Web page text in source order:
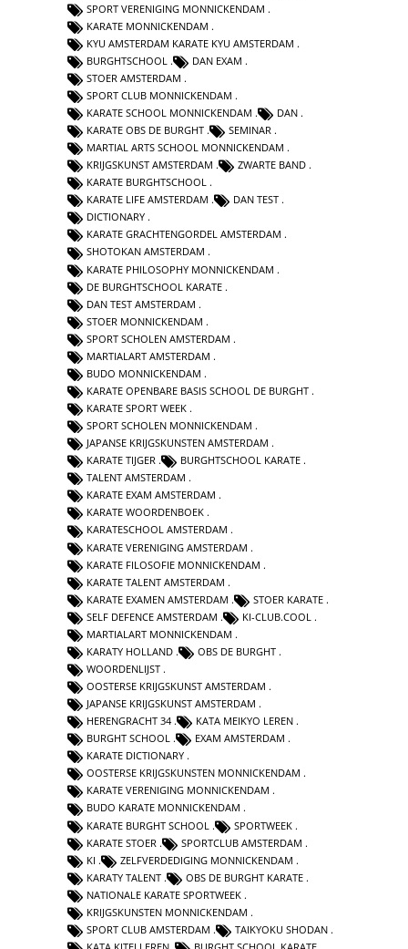
SPORT VERENIGING MONNICKENDAM
KARATE MONNICKENDAM
KYU AMSTERDAM KARATE KYU AMSTERDAM
BURGHTSCHOOL
DAN EXAM
STOER AMSTERDAM
SPORT CLUB MONNICKENDAM
KARATE SCHOOL MONNICKENDAM
DAN
KARATE OBS DE BURGHT
SEMINAR
MARTIAL ARTS SCHOOL MONNICKENDAM
KRIJGSKUNST AMSTERDAM
ZWARTE BAND
KARATE BURGHTSCHOOL
KARATE LIFE AMSTERDAM
DAN TEST
DICTIONARY
KARATE GRACHTENGORDEL AMSTERDAM
SHOTOKAN AMSTERDAM
KARATE PHILOSOPHY MONNICKENDAM
DE BURGHTSCHOOL KARATE
DAN TEST AMSTERDAM
STOER MONNICKENDAM
SPORT SCHOLEN AMSTERDAM
MARTIALART AMSTERDAM
BUDO MONNICKENDAM
KARATE OPENBARE BASIS SCHOOL DE BURGHT
KARATE SPORT WEEK
SPORT SCHOLEN MONNICKENDAM
JAPANSE KRIJGSKUNSTEN AMSTERDAM
KARATE TIJGER
BURGHTSCHOOL KARATE
TALENT AMSTERDAM
KARATE EXAM AMSTERDAM
KARATE WOORDENBOEK
KARATESCHOOL AMSTERDAM
KARATE VERENIGING AMSTERDAM
KARATE FILOSOFIE MONNICKENDAM
KARATE TALENT AMSTERDAM
KARATE EXAMEN AMSTERDAM
STOER KARATE
SELF DEFENCE AMSTERDAM
KI-CLUB.COOL
MARTIALART MONNICKENDAM
KARATY HOLLAND
OBS DE BURGHT
WOORDENLIJST
OOSTERSE KRIJGSKUNST AMSTERDAM
JAPANSE KRIJGSKUNST AMSTERDAM
HERENGRACHT 34
KATA MEIKYO LEREN
BURGHT SCHOOL
EXAM AMSTERDAM
KARATE DICTIONARY
OOSTERSE KRIJGSKUNSTEN MONNICKENDAM
KARATE VERENIGING MONNICKENDAM
BUDO KARATE MONNICKENDAM
KARATE BURGHT SCHOOL
SPORTWEEK
KARATE STOER
SPORTCLUB AMSTERDAM
KI
ZELFVERDEDIGING MONNICKENDAM
KARATY TALENT
OBS DE BURGHT KARATE
NATIONALE KARATE SPORTWEEK
KRIJGSKUNSTEN MONNICKENDAM
SPORT CLUB AMSTERDAM
TAIKYOKU SHODAN